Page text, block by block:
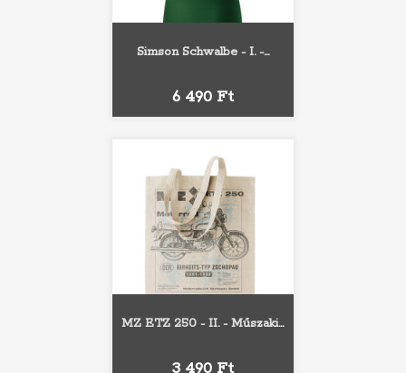
Simson Schwalbe - I. -...
Ár
6 490 Ft
MZ ETZ 250 - II. - Műszaki...
Ár
3 490 Ft